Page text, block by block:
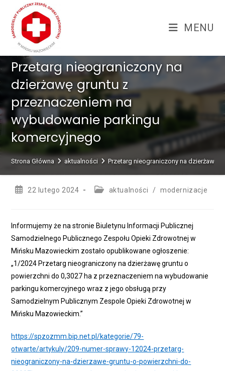
treści
content
MENU
Przetarg nieograniczony na
dzierżawę gruntu z
przeznaczeniem na
wybudowanie parkingu
komercyjnego
Strona Główna aktualności Przetarg nieograniczony na dzierżawę
Post22 lutego 2024
Postaktualności / modernizacje
Informujemy że na stronie Biuletynu Informacji Publicznej
Samodzielnego Publicznego Zespołu Opieki Zdrowotnej w
Mińsku Mazowieckim zostało opublikowane ogłoszenie:
„1/2024 Przetarg nieograniczony na dzierżawę gruntu o
powierzchni do 0,3027 ha z przeznaczeniem na wybudowanie
parkingu komercyjnego wraz z jego obsługą przy
Samodzielnym Publicznym Zespole Opieki Zdrowotnej w
Mińsku Mazowieckim.”
https://spzozmm.bip.net.pl/kategorie/79-
otwarte/artykuly/209-numer-sprawy-12024-przetarg-
nieograniczony-na-dzierzawe-gruntu-o-powierzchni-do-